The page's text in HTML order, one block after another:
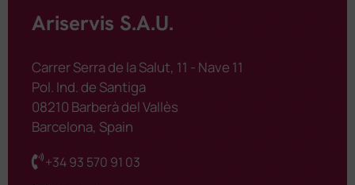
Ariservis S.A.U.
Carrer Serra de la Salut, 11 - Nave 11
Pol. Ind. de Santiga
08210 Barberà del Vallès
Barcelona, Spain
+34 93 570 91 03